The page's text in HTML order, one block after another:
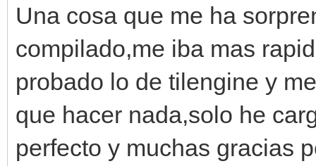
Una cosa que me ha
compilado,me iba mas
probado lo de tilengine y
que hacer nada,solo he
perfecto y muchas gracias